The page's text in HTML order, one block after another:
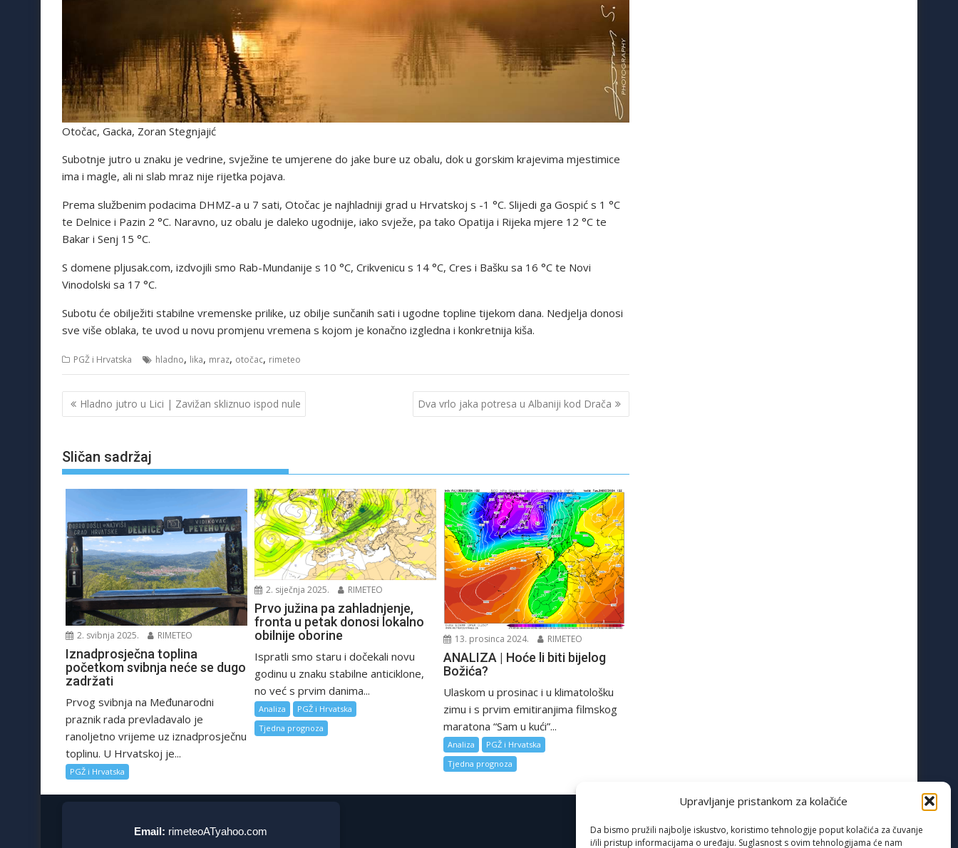
Upravljanje pristankom za kolačiće
Da bismo pružili najbolje iskustvo, koristimo tehnologije poput kolačića za čuvanje
i/ili pristup informacijama o uređaju. Suglasnost s ovim tehnologijama će nam
Otočac, Gacka, Zoran Stegnjajić
Subotnje jutro u znaku je vedrine, svježine te umjerene do jake bure uz obalu, dok u gorskim krajevima mjestimice
ima i magle, ali ni slab mraz nije rijetka pojava.
Prema službenim podacima DHMZ-a u 7 sati, Otočac je najhladniji grad u Hrvatskoj s -1 °C. Slijedi ga Gospić s 1 °C
te Delnice i Pazin 2 °C. Naravno, uz obalu je daleko ugodnije, iako svježe, pa tako Opatija i Rijeka mjere 12 °C te
Bakar i Senj 15 °C.
S domene pljusak.com, izdvojili smo Rab-Mundanije s 10 °C, Crikvenicu s 14 °C, Cres i Bašku sa 16 °C te Novi
Vinodolski sa 17 °C.
Subotu će obilježiti stabilne vremenske prilike, uz obilje sunčanih sati i ugodne topline tijekom dana. Nedjelja donosi
sve više oblaka, te uvod u novu promjenu vremena s kojom je konačno izgledna i konkretnija kiša.
PGŽ i Hrvatska hladno, lika, mraz, otočac, rimeteo
Navigacija
objava
Hladno jutro u Lici | Zavižan skliznuo ispod nule Dva vrlo jaka potresa u Albaniji kod Drača
Sličan sadržaj
2. svibnja 2025. RIMETEO
Iznadprosječna toplina
početkom svibnja neće se dugo
zadržati
Prvog svibnja na Međunarodni
praznik rada prevladavalo je
ranoljetno vrijeme uz iznadprosječnu
toplinu. U Hrvatskoj je...
PGŽ i Hrvatska
2. siječnja 2025. RIMETEO
Prvo južina pa zahladnjenje,
fronta u petak donosi lokalno
obilnije oborine
Ispratli smo staru i dočekali novu
godinu u znaku stabilne anticiklone,
no već s prvim danima...
Analiza
PGŽ i Hrvatska
Tjedna prognoza
13. prosinca 2024. RIMETEO
ANALIZA | Hoće li biti bijelog
Božića?
Ulaskom u prosinac i u klimatološku
zimu i s prvim emitiranjima filmskog
maratona “Sam u kući”...
Analiza
PGŽ i Hrvatska
Tjedna prognoza
Email: rimeteoATyahoo.com